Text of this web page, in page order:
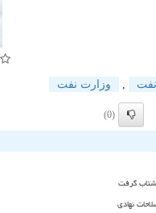
نفت وزارت نفت
(0)
نهادی